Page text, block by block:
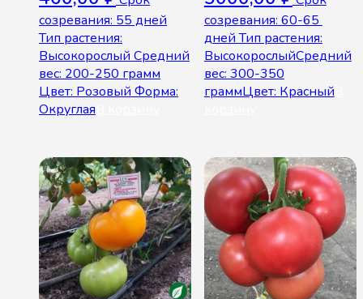
созревания: 55 дней
Тип растения:
Высокорослый Средний
вес: 200-250 грамм
Цвет: Розовый Форма:
Округлая
созревания: 60-65
дней Тип растения:
ВысокорослыйСредний
вес: 300-350
граммЦвет: Красный